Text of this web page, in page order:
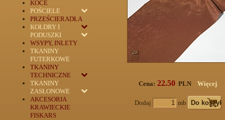
KOCE
POŚCIELE
PRZEŚCIERADŁA
KOŁDRY I
PODUSZKI
WSYPY, INLETY
TKANINY
FUTERKOWE
TKANINY
TECHNICZNE
TKANINY
ZASŁONOWE
AKCESORIA
KRAWIECKIE
FISKARS
Cena: 22.50 PLN Więcej
Dodaj mb